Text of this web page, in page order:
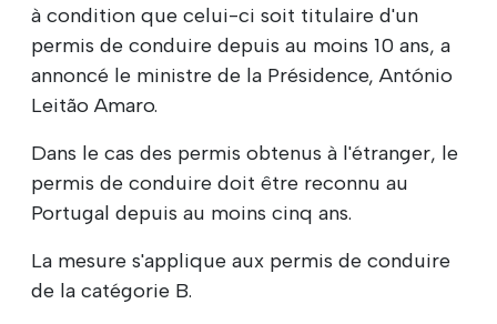
à condition que celui-ci soit titulaire d'un
permis de conduire depuis au moins 10 ans, a
annoncé le ministre de la Présidence, António
Leitão Amaro.
Dans le cas des permis obtenus à l'étranger, le
permis de conduire doit être reconnu au
Portugal depuis au moins cinq ans.
La mesure s'applique aux permis de conduire
de la catégorie B.